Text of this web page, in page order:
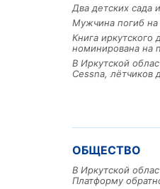
Два детских сада
Мужчина погиб на
Книга иркутского
номинирована на
В Иркутской
Cessna, лётчиков
ОБЩЕСТВО
В Иркутской
Платформу